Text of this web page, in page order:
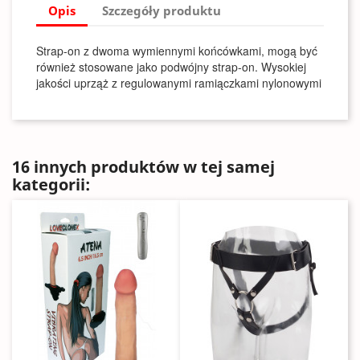
Opis Szczegóły produktu
Strap-on z dwoma wymiennymi końcówkami, mogą być
również stosowane jako podwójny strap-on. Wysokiej
jakości uprząż z regulowanymi ramiączkami nylonowymi
16 innych produktów w tej samej
kategorii: